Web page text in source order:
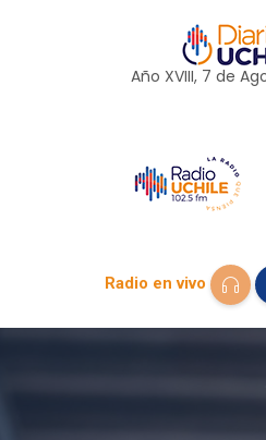
Año XVIII, 7 de
Radio en vivo